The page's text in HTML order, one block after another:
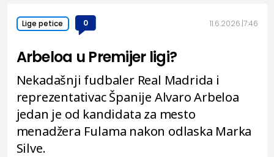
Lige petice 0 11.6.2026. 7:46
Arbeloa u Premijer ligi?
Nekadašnji fudbaler Real Madrida i
reprezentativac Španije Alvaro Arbeloa
jedan je od kandidata za mesto
menadžera Fulama nakon odlaska Marka
Silve.